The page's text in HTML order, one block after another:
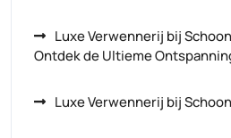
Luxe Verwennerij bij
Ontdek de Ultieme
Luxe Verwennerij bij